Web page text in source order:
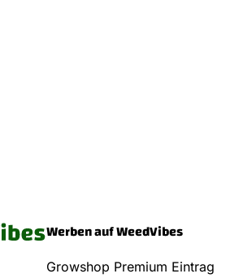
Werben auf WeedVibes
Growshop Premium Eintrag